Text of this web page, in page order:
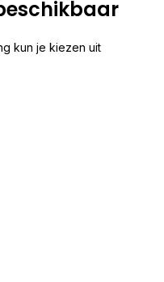
kun je kiezen uit